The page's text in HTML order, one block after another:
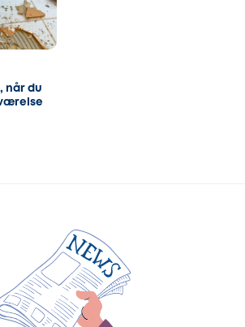
når du